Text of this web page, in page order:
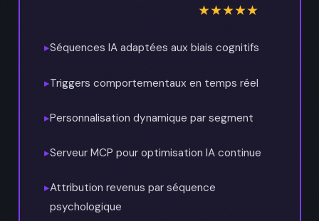
★★★★★
▸Séquences IA adaptées aux biais cognitifs
▸Triggers comportementaux en temps réel
▸Personnalisation dynamique par segment
▸Serveur MCP pour optimisation IA continue
▸Attribution revenus par séquence
psychologique